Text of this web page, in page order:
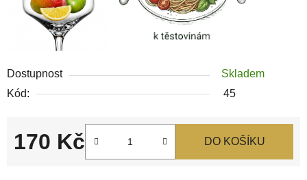
Dostupnost
Skladem
Kód:
45
170 Kč DO KOŠÍKU